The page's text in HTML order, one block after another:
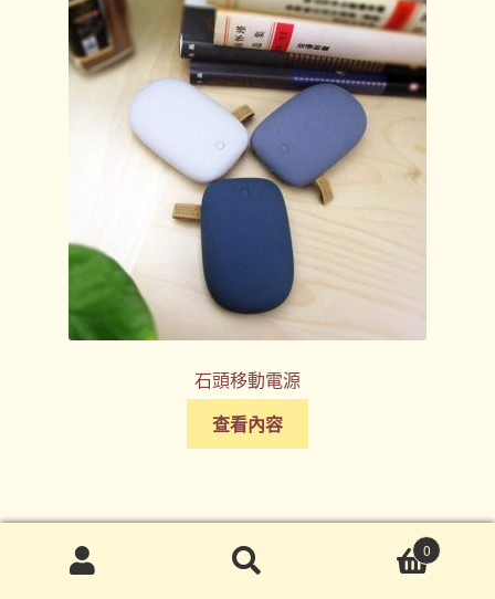
石頭移動電源
查看內容
0